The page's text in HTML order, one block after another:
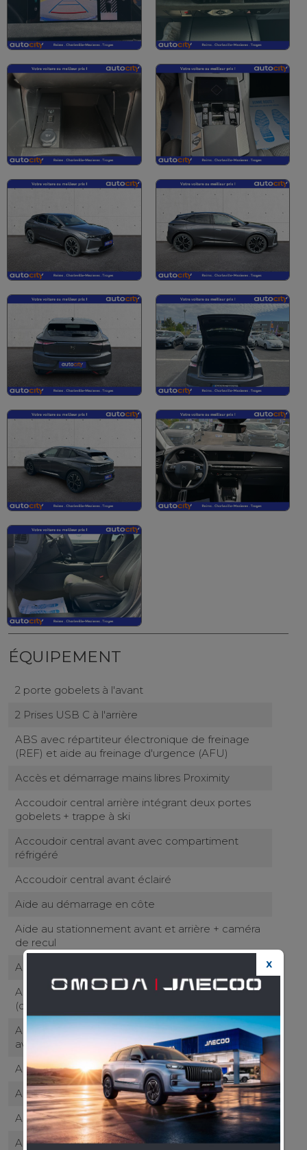
ÉQUIPEMENT
2 porte gobelets à l'avant
2 Prises USB C à l'arrière
ABS avec répartiteur électronique de freinage
(REF) et aide au freinage d'urgence (AFU)
Accès et démarrage mains libres Proximity
Accoudoir central arrière intégrant deux portes
gobelets + trappe à ski
Accoudoir central avant avec compartiment
réfrigéré
Accoudoir central avant éclairé
Aide au démarrage en côte
Aide au stationnement avant et arrière + caméra
de recul
Airbag central entre les sièges avant
Airbags frontaux conducteur et passager
(déconnectable côté passager)
Airbags latéraux de type «thorax» aux places
avant
Airbags rideaux aux places avant et arrière
Alerte attention conducteur
Alerte de franchissement Involontaire de ligne
Allumage automatique des projecteurs
X